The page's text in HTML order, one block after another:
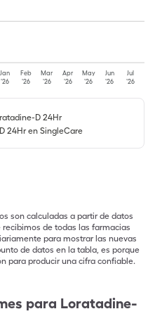
Jan
'26
Feb
'26
Mar
'26
Apr
'26
May
'26
Jun
'26
Jul
'26
D 24Hr
24Hr en SingleCare
son calculadas a partir de datos
de todas las farmacias
para mostrar las nuevas
de datos en la tabla, es porque
para producir una cifra confiable.
para Loratadine-